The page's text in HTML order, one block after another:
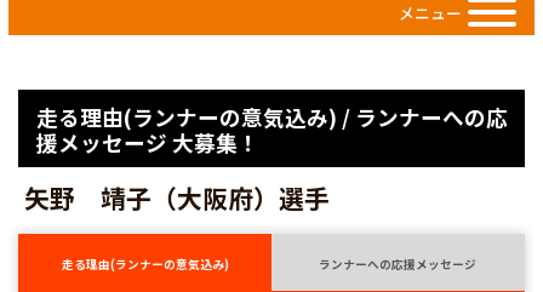
メニュー
走る理由(ランナーの意気込み) / ランナーへの応
援メッセージ 大募集！
矢野 靖子（大阪府）選手
走る理由(ランナーの意気込み) ランナーへの応援メッセージ